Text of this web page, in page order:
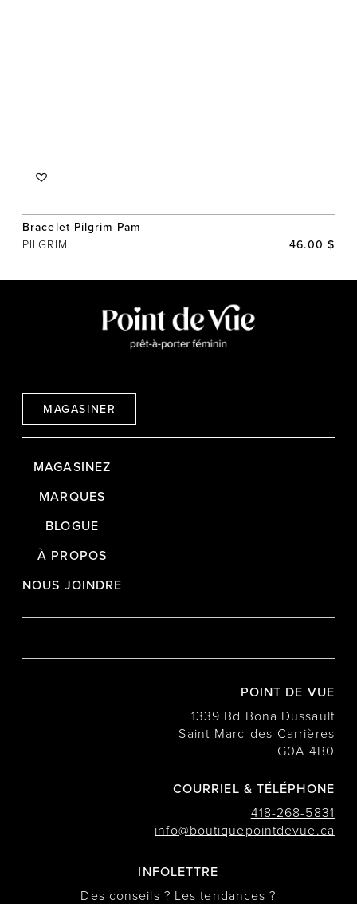
Bracelet Pilgrim Pam
PILGRIM 46.00 $
MAGASINER
MAGASINEZ
MARQUES
BLOGUE
À PROPOS
NOUS JOINDRE
POINT DE VUE
1339 Bd Bona Dussault
Saint-Marc-des-Carrières
G0A 4B0
COURRIEL & TÉLÉPHONE
418-268-5831
info@boutiquepointdevue.ca
INFOLETTRE
Des conseils ? Les tendances ?